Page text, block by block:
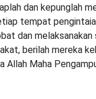
dan kepunglah
tempat
dan
berilah mereka
Allah Maha